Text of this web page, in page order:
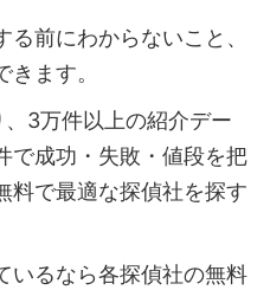
前にわからないこと、
ます。
3万件以上の紹介デー
で成功・失敗・値段を把
料で最適な探偵社を探す
いるなら各探偵社の無料